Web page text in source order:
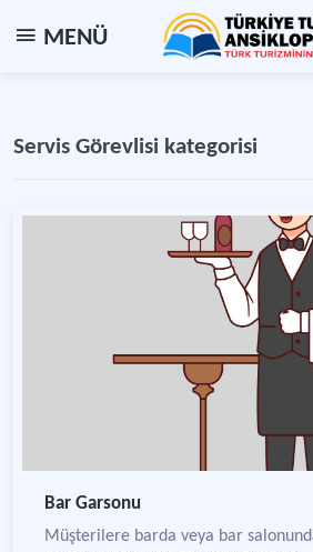
MENÜ
Servis Görevlisi kategorisi
Bar Garsonu
Müşterilere barda veya bar